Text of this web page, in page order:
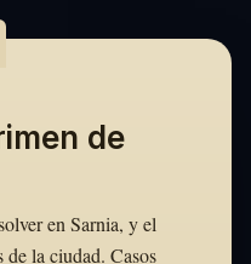
de
en Sarnia, y el
de la ciudad. Casos